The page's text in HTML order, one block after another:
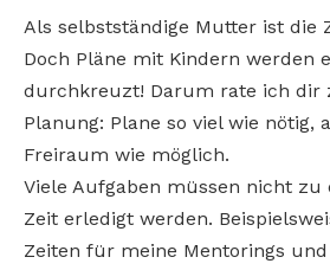
Als selbstständige Mutter ist die
Doch Pläne mit Kindern werden
durchkreuzt! Darum rate ich dir
Planung: Plane so viel wie nötig,
Freiraum wie möglich.
Viele Aufgaben müssen nicht
Zeit erledigt werden.
Zeiten für meine Mentorings